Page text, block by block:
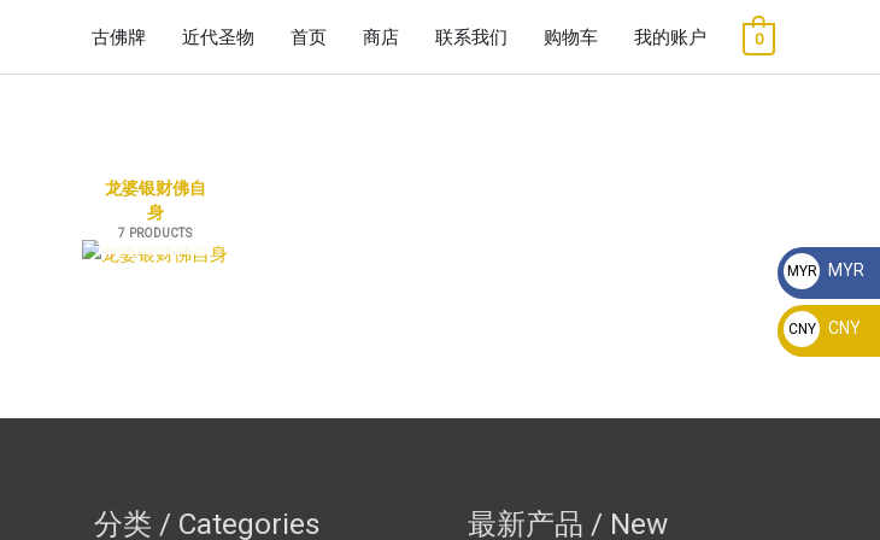
古佛牌 近代圣物 首页 商店 联系我们 购物车 我的账户 0
龙婆银财佛自
身
7 PRODUCTS
分类 / Categories 最新产品 / New
MYR
RM
MYR
CNY
¥
CNY